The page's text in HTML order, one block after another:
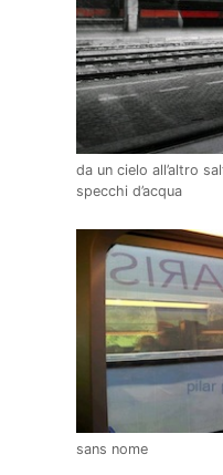
da un cielo all’altro
specchi d’acqua
sans nome